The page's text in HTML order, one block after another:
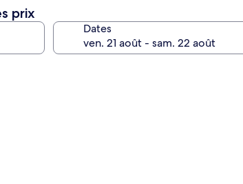
prix
Dates